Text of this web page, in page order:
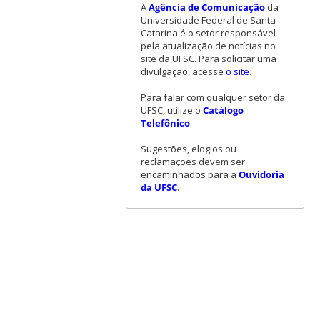
AAgência de Comunicaçãoda
Universidade Federal de Santa
Catarina é o setor responsável
pela atualização de notícias no
site da UFSC. Para solicitar uma
divulgação, acesse o site.
Para falar com qualquer setor da
UFSC, utilize o Catálogo
Telefônico.
Sugestões, elogios ou
reclamações devem ser
encaminhados para a Ouvidoria
da UFSC.